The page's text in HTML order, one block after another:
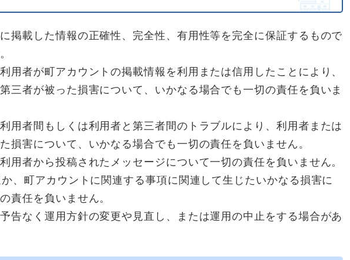
掲載した情報の正確性、完全性、有用性等を完全に保証するもので
用者が町アカウントの掲載情報を利用または信用したことにより、
三者が被った損害について、いかなる場合でも一切の責任を負いま
用者間もしくは利用者と第三者間のトラブルにより、利用者または
損害について、いかなる場合でも一切の責任を負いません。
用者から投稿されたメッセージについて一切の責任を負いません。
、町アカウントに関連する事項に関連して生じたいかなる損害に
責任を負いません。
告なく運用方針の変更や見直し、または運用の中止をする場合があ